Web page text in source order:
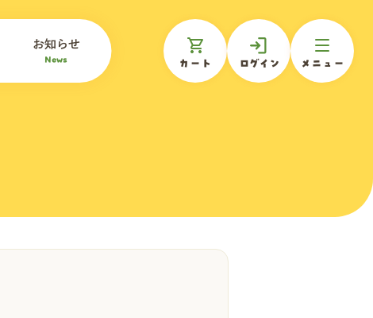
お知らせ
News カート ログイン メニュー